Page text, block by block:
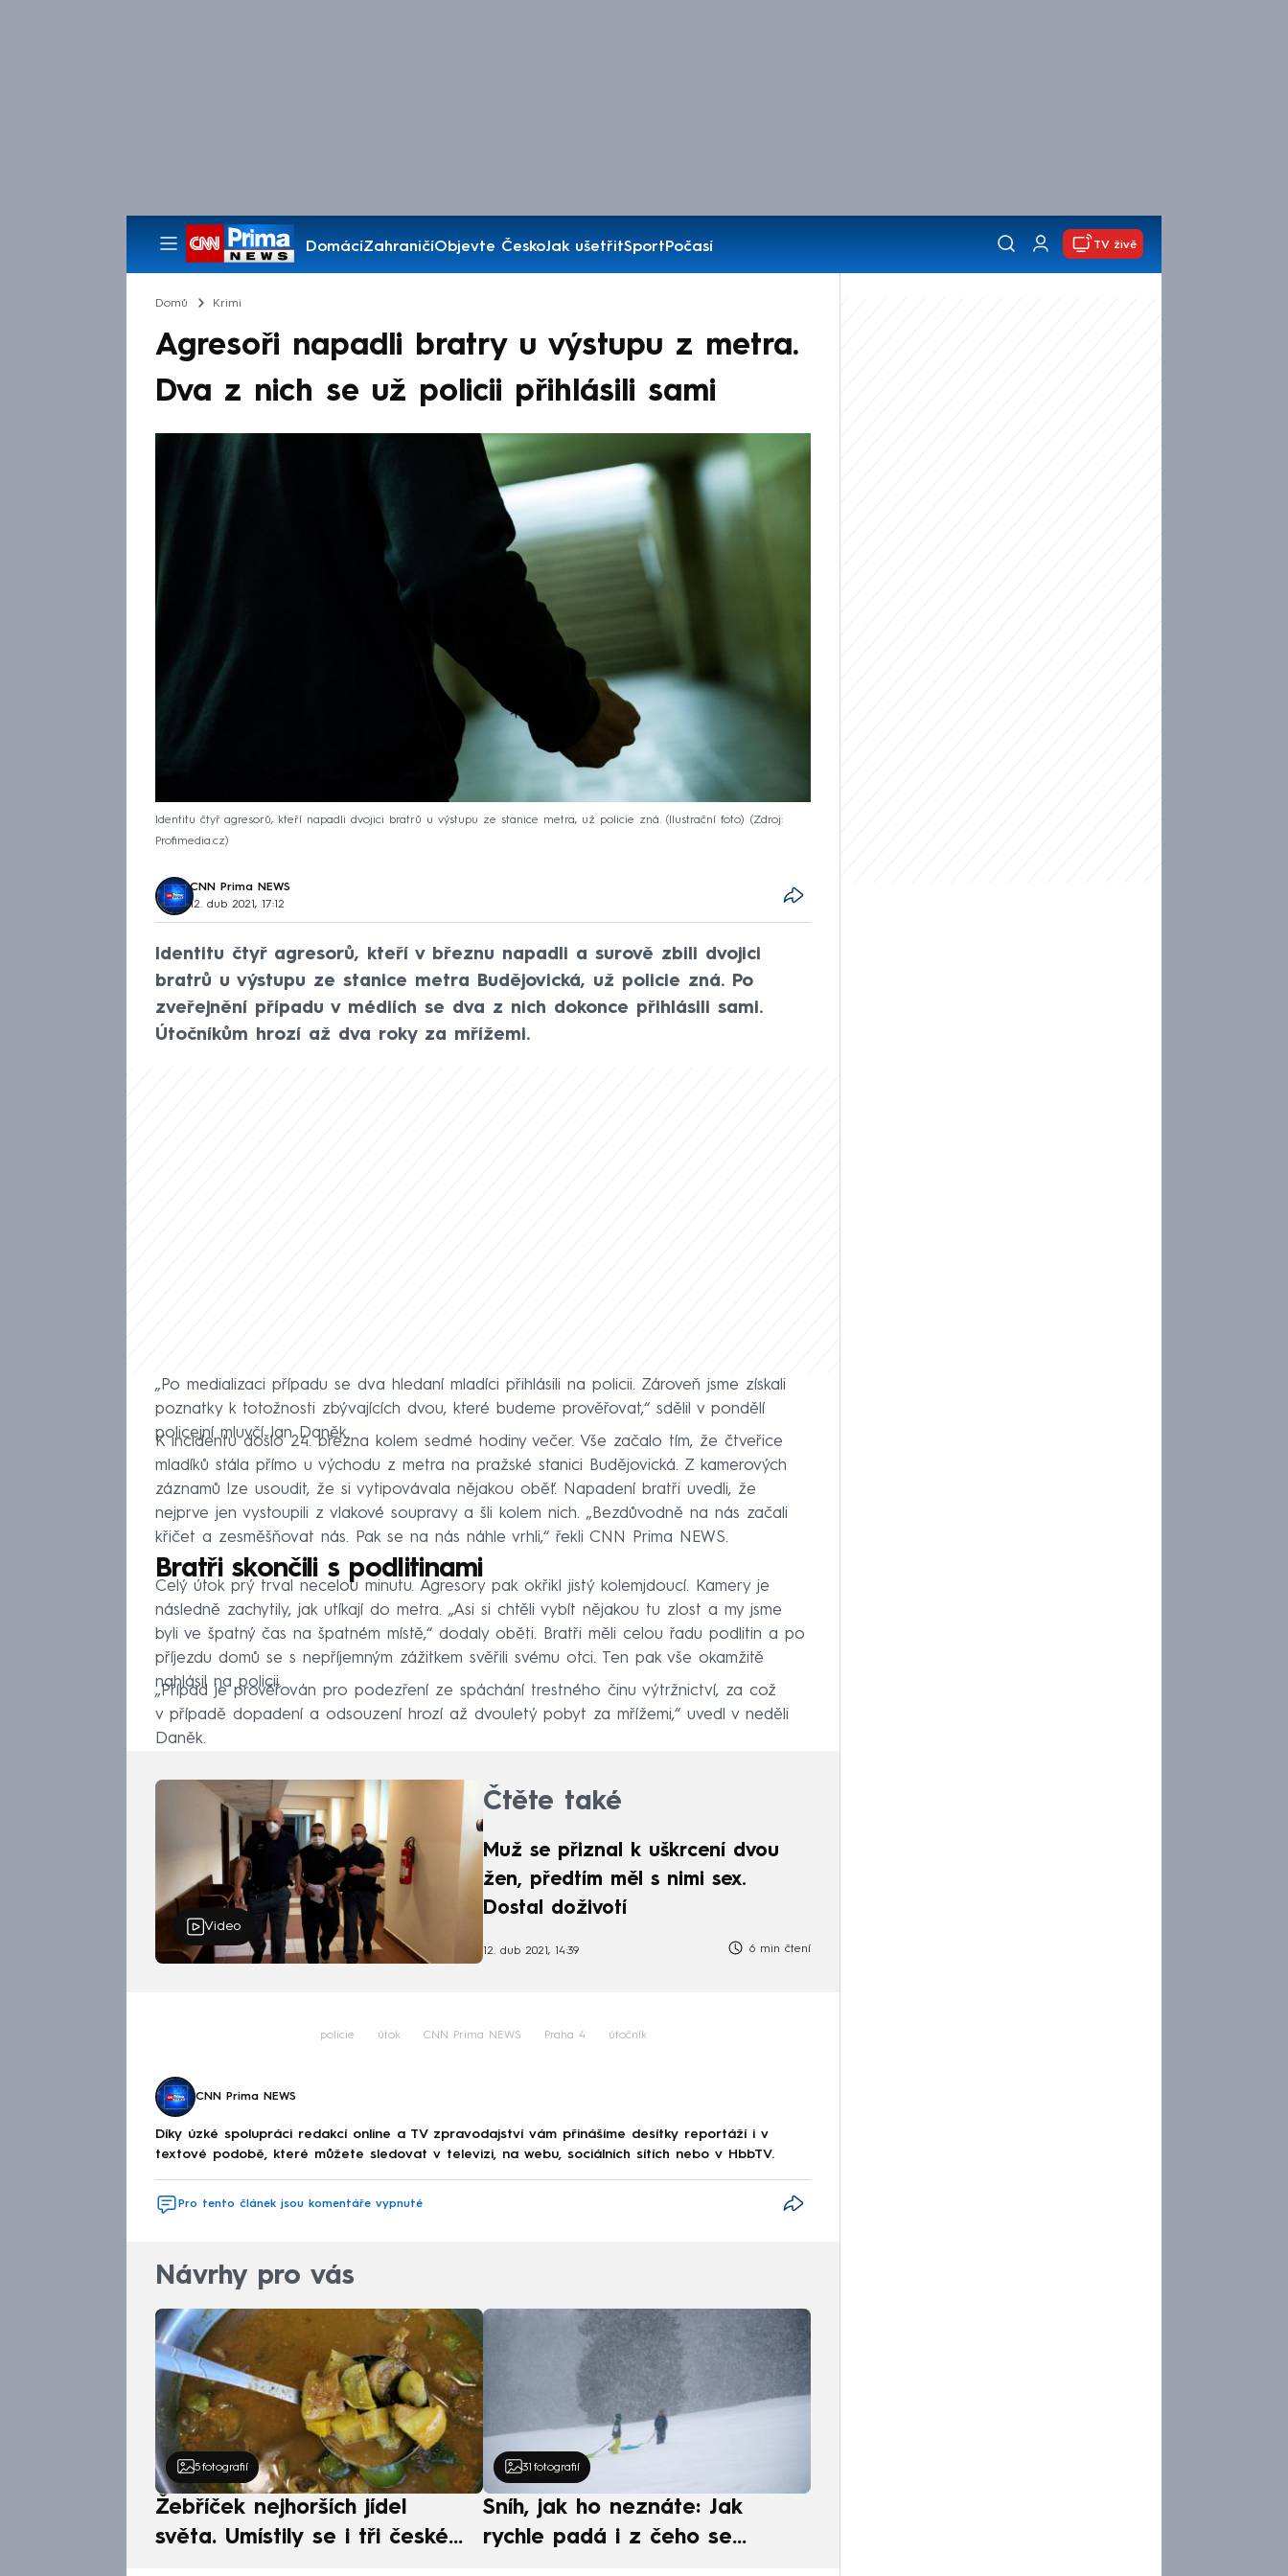
DomácíZahraničíObjevte ČeskoJak ušetřitSportPočasí
Pořady
TV živě
Domů Krimi
Agresoři napadli bratry u výstupu z metra.
Dva z nich se už policii přihlásili sami
Identitu čtyř agresorů, kteří napadli dvojici bratrů u výstupu ze stanice metra, už policie zná. (Ilustrační foto)
Zdroj:
Profimedia.cz
CNN Prima NEWS
12. dub 2021, 17:12
Identitu čtyř agresorů, kteří v březnu napadli a surově zbili dvojici
bratrů u výstupu ze stanice metra Budějovická, už policie zná. Po
zveřejnění případu v médiích se dva z nich dokonce přihlásili sami.
Útočníkům hrozí až dva roky za mřížemi.
„Po medializaci případu se dva hledaní mladíci přihlásili na policii. Zároveň jsme získali
poznatky k totožnosti zbývajících dvou, které budeme prověřovat,“ sdělil v pondělí
policejní mluvčí Jan Daněk.
K incidentu došlo 24. března kolem sedmé hodiny večer. Vše začalo tím, že čtveřice
mladíků stála přímo u východu z metra na pražské stanici Budějovická. Z kamerových
záznamů lze usoudit, že si vytipovávala nějakou oběť. Napadení bratři uvedli, že
nejprve jen vystoupili z vlakové soupravy a šli kolem nich. „Bezdůvodně na nás začali
křičet a zesměšňovat nás. Pak se na nás náhle vrhli,“ řekli CNN Prima NEWS.
Bratři skončili s podlitinami
Celý útok prý trval necelou minutu. Agresory pak okřikl jistý kolemjdoucí. Kamery je
následně zachytily, jak utíkají do metra. „Asi si chtěli vybít nějakou tu zlost a my jsme
byli ve špatný čas na špatném místě,“ dodaly oběti. Bratři měli celou řadu podlitin a po
příjezdu domů se s nepříjemným zážitkem svěřili svému otci. Ten pak vše okamžitě
nahlásil na policii.
„Případ je prověřován pro podezření ze spáchání trestného činu výtržnictví, za což
v případě dopadení a odsouzení hrozí až dvouletý pobyt za mřížemi,“ uvedl v neděli
Daněk.
Video
Čtěte také
Muž se přiznal k uškrcení dvou
žen, předtím měl s nimi sex.
Dostal doživotí
12. dub 2021, 14:39 6 min čtení
policie útok CNN Prima NEWS Praha 4 útočník
CNN Prima NEWS
Díky úzké spolupráci redakcí online a TV zpravodajství vám přinášíme desítky reportáží i v
textové podobě, které můžete sledovat v televizi, na webu, sociálních sítích nebo v HbbTV.
Pro tento článek jsou komentáře vypnuté
Návrhy pro vás
5 fotografií
Žebříček nejhorších jídel
světa. Umístily se i tři české
31 fotografií
Sníh, jak ho neznáte: Jak
rychle padá i z čeho se